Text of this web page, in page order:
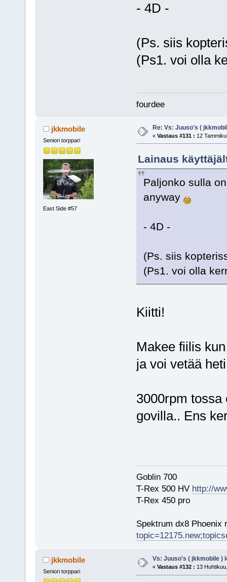
- 4D -
(Ps. siis
(Ps1. voi olla
fourdee
jkkmobile
Seniori torppari
East Side #57
Re: Vs: Juuso's (
« Vastaus #131 : 12
Lainaus
Paljonko sulla
anyway
- 4D -
(Ps. siis
(Ps1. voi olla
Kiitti!
Makee fiilis
ja voi vetää
3000rpm tossa
govilla.. Ens
Goblin 700
T-Rex 500 HV http://
T-Rex 450 pro
Spektrum dx8 Phoenix
jkkmobile
Seniori torppari
Vs: Juuso's ( jkkmobile )
« Vastaus #132 : 13